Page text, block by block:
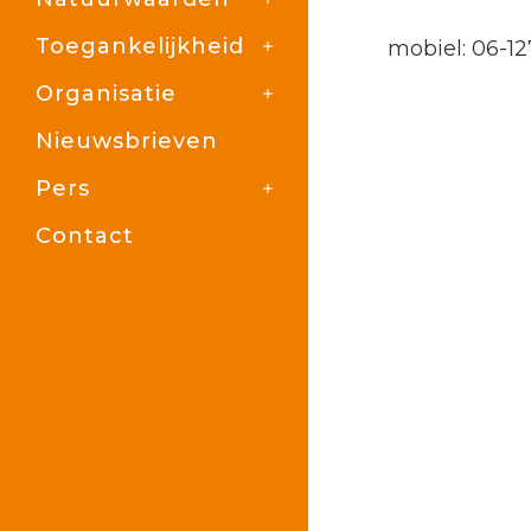
Toegankelijkheid
Organisatie
Nieuwsbrieven
Pers
Contact
mobiel: 06-